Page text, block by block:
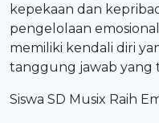
kepekaan dan
pengelolaan
memiliki kendali diri
tanggung jawab yang
Siswa SD Musix Raih